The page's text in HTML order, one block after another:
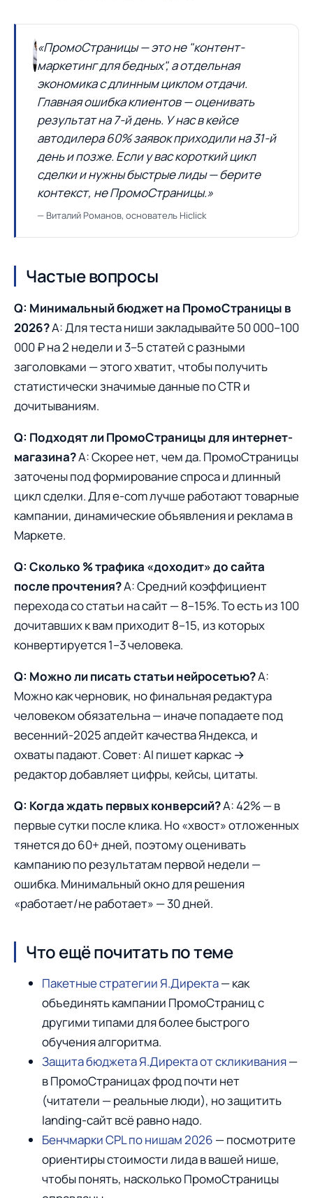
«ПромоСтраницы — это не "контент-
маркетинг для бедных", а отдельная
экономика с длинным циклом отдачи.
Главная ошибка клиентов — оценивать
результат на 7-й день. У нас в кейсе
автодилера 60% заявок приходили на 31-й
день и позже. Если у вас короткий цикл
сделки и нужны быстрые лиды — берите
контекст, не ПромоСтраницы.»
— Виталий Романов, основатель Hiclick
Частые вопросы
Q: Минимальный бюджет на ПромоСтраницы в
2026?A: Для теста ниши закладывайте 50 000–100
000 ₽ на 2 недели и 3–5 статей с разными
заголовками — этого хватит, чтобы получить
статистически значимые данные по CTR и
дочитываниям.
Q: Подходят ли ПромоСтраницы для интернет-
магазина?A: Скорее нет, чем да. ПромоСтраницы
заточены под формирование спроса и длинный
цикл сделки. Для e-com лучше работают товарные
кампании, динамические объявления и реклама в
Маркете.
Q: Сколько % трафика «доходит» до сайта
после прочтения?A: Средний коэффициент
перехода со статьи на сайт — 8–15%. То есть из 100
дочитавших к вам приходит 8–15, из которых
конвертируется 1–3 человека.
Q: Можно ли писать статьи нейросетью?A:
Можно как черновик, но финальная редактура
человеком обязательна — иначе попадаете под
весенний-2025 апдейт качества Яндекса, и
охваты падают. Совет: AI пишет каркас →
редактор добавляет цифры, кейсы, цитаты.
Q: Когда ждать первых конверсий?A: 42% — в
первые сутки после клика. Но «хвост» отложенных
тянется до 60+ дней, поэтому оценивать
кампанию по результатам первой недели —
ошибка. Минимальный окно для решения
«работает/не работает» — 30 дней.
Что ещё почитать по теме
Пакетные стратегии Я.Директа— как
объединять кампании ПромоСтраниц с
другими типами для более быстрого
обучения алгоритма.
Защита бюджета Я.Директа от скликивания—
в ПромоСтраницах фрод почти нет
(читатели — реальные люди), но защитить
landing-сайт всё равно надо.
Бенчмарки CPL по нишам 2026 — посмотрите
ориентиры стоимости лида в вашей нише,
чтобы понять, насколько ПромоСтраницы